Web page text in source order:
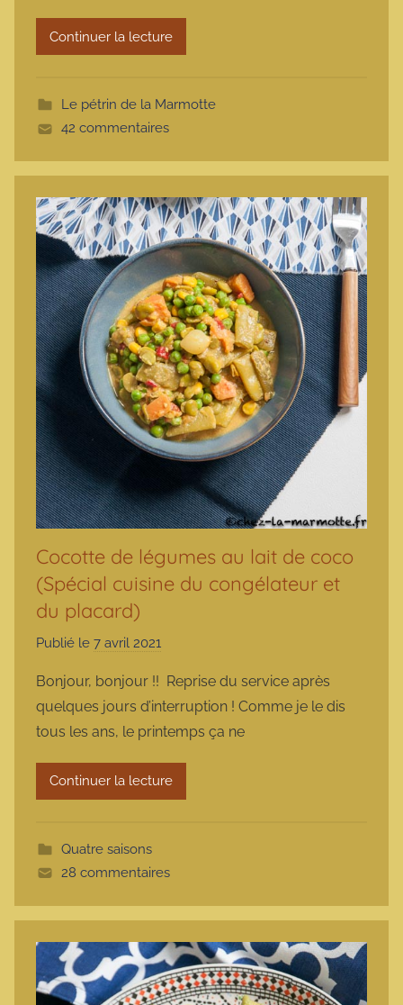
r
m
t
e
Continuer la lecture
Le pétrin de la Marmotte
42 commentaires
Cocotte de légumes au lait de coco
(Spécial cuisine du congélateur et
du placard)
Publié le 7 avril 2021
m
a
r
m
e
Bonjour, bonjour !! Reprise du service après
quelques jours d’interruption ! Comme je le dis
tous les ans, le printemps ça ne
Continuer la lecture
Quatre saisons
28 commentaires